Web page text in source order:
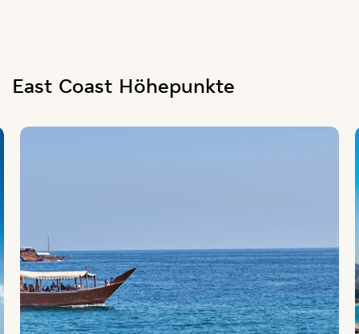
East Coast Höhepunkte